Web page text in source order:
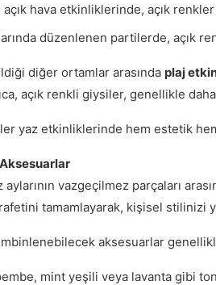
hava etkinliklerinde, açık
düzenlenen partilerde, açık
diğer ortamlar arasında plaj
açık renkli giysiler, genellikle
yaz etkinliklerinde hem estetik
aylarının vazgeçilmez parçaları
tamamlayarak, kişisel stilinizi
aksesuarlar
mint yeşili veya lavanta gibi